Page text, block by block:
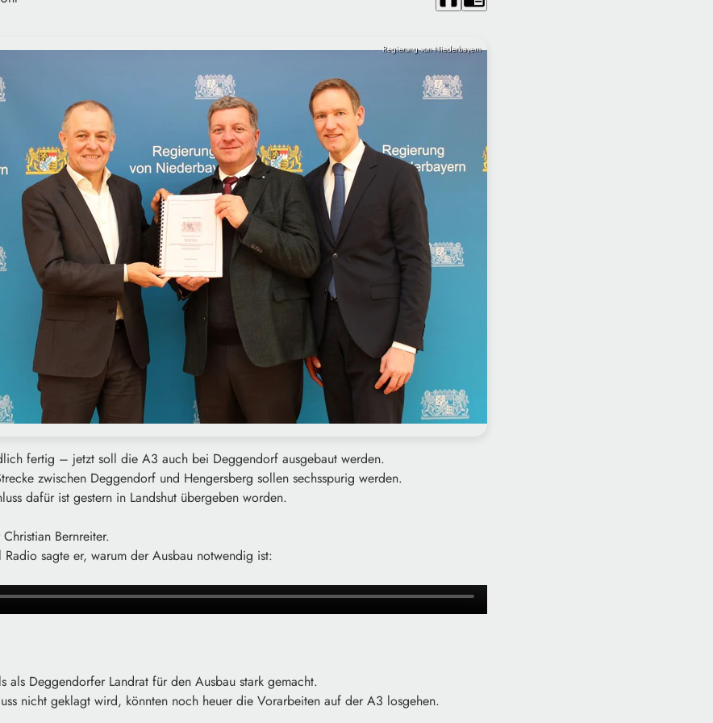
Regierung von Niederbayern
fertig – jetzt soll die A3 auch bei Deggendorf ausgebaut werden.
zwischen Deggendorf und Hengersberg sollen sechsspurig werden.
dafür ist gestern in Landshut übergeben worden.
Bernreiter.
sagte er, warum der Ausbau notwendig ist:
als Deggendorfer Landrat für den Ausbau stark gemacht.
nicht geklagt wird, könnten noch heuer die Vorarbeiten auf der A3 losgehen.